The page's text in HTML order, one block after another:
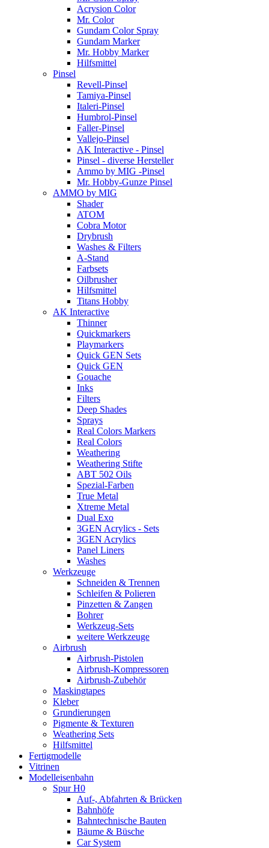
Acrysion Color
Mr. Color
Gundam Color Spray
Gundam Marker
Mr. Hobby Marker
Hilfsmittel
Pinsel
Revell-Pinsel
Tamiya-Pinsel
Italeri-Pinsel
Humbrol-Pinsel
Faller-Pinsel
Vallejo-Pinsel
AK Interactive - Pinsel
Pinsel - diverse Hersteller
Ammo by MIG -Pinsel
Mr. Hobby-Gunze Pinsel
AMMO by MIG
Shader
ATOM
Cobra Motor
Drybrush
Washes & Filters
A-Stand
Farbsets
Oilbrusher
Hilfsmittel
Titans Hobby
AK Interactive
Thinner
Quickmarkers
Playmarkers
Quick GEN Sets
Quick GEN
Gouache
Inks
Filters
Deep Shades
Sprays
Real Colors Markers
Real Colors
Weathering
Weathering Stifte
ABT 502 Oils
Spezial-Farben
True Metal
Xtreme Metal
Dual Exo
3GEN Acrylics - Sets
3GEN Acrylics
Panel Liners
Washes
Werkzeuge
Schneiden & Trennen
Schleifen & Polieren
Pinzetten & Zangen
Bohrer
Werkzeug-Sets
weitere Werkzeuge
Airbrush
Airbrush-Pistolen
Airbrush-Kompressoren
Airbrush-Zubehör
Maskingtapes
Kleber
Grundierungen
Pigmente & Texturen
Weathering Sets
Hilfsmittel
Fertigmodelle
Vitrinen
Modelleisenbahn
Spur H0
Auf-, Abfahrten & Brücken
Bahnhöfe
Bahntechnische Bauten
Bäume & Büsche
Car System